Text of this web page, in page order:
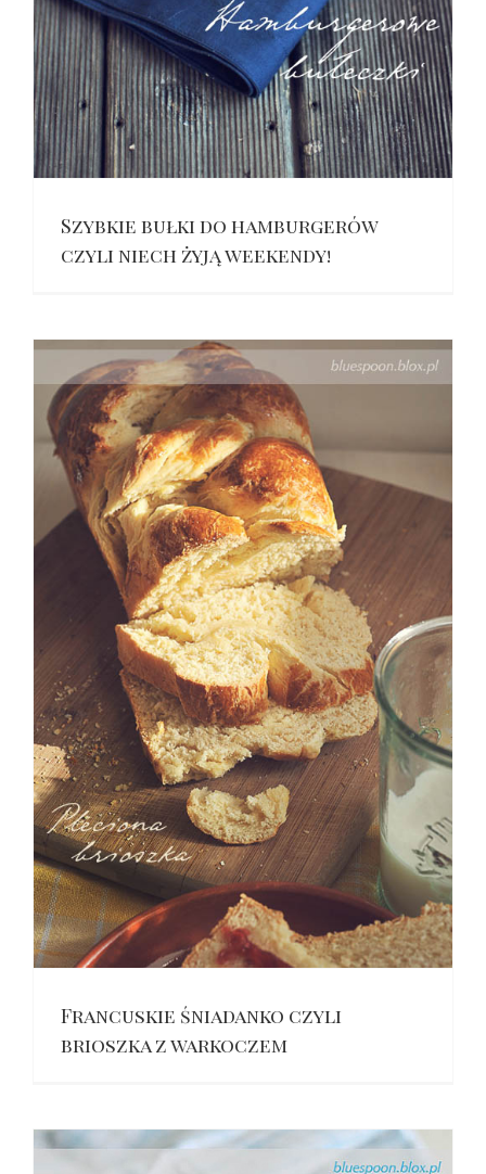
Szybkie bułki do hamburgerów
czyli niech żyją weekendy!
Francuskie śniadanko czyli
brioszka z warkoczem